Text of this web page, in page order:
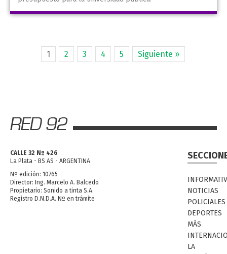
1 2 3 4 5 Siguiente »
CALLE 32 Nº 426
La Plata - BS AS - ARGENTINA
Nº edición: 10765
Director: Ing. Marcelo A. Balcedo
Propietario: Sonido a tinta S.A.
Registro D.N.D.A. Nº en trámite
NOTICIAS
POLICIALES
DEPORTES
MÁS
LA